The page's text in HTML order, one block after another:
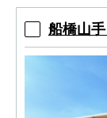
グレードな仕
船橋山